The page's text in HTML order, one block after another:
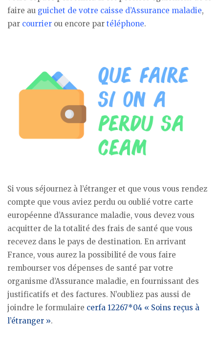
faire au guichet de votre caisse d’Assurance maladie,
par courrier ou encore par téléphone.
Si vous séjournez à l’étranger et que vous vous rendez
compte que vous aviez perdu ou oublié votre carte
européenne d’Assurance maladie, vous devez vous
acquitter de la totalité des frais de santé que vous
recevez dans le pays de destination. En arrivant
France, vous aurez la possibilité de vous faire
rembourser vos dépenses de santé par votre
organisme d’Assurance maladie, en fournissant des
justificatifs et des factures. N’oubliez pas aussi de
joindre le formulaire cerfa 12267*04 « Soins reçus à
l’étranger ».